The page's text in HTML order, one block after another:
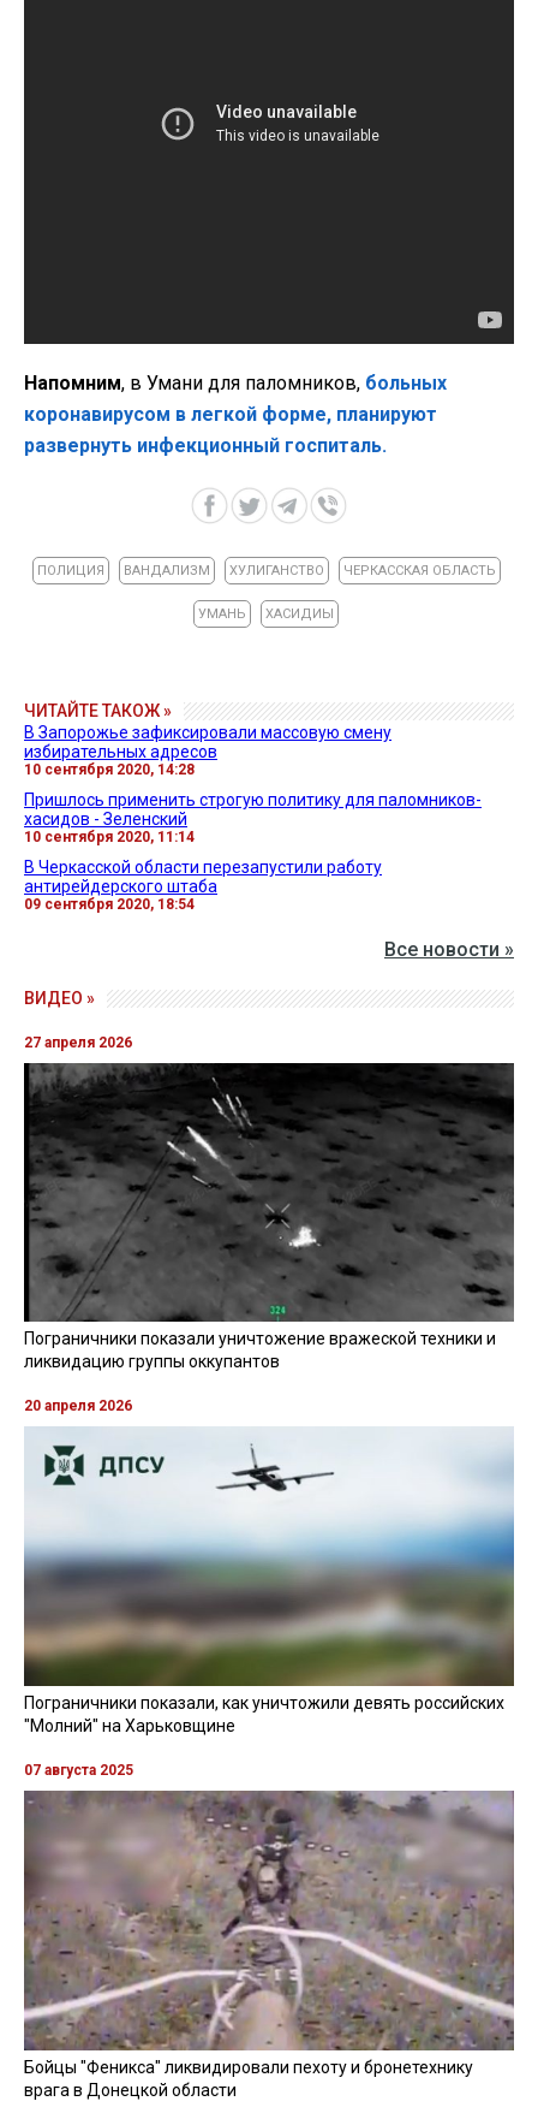
Напомним, в Умани для паломников, больных
коронавирусом в легкой форме, планируют
развернуть инфекционный госпиталь.
ПОЛИЦИЯ ВАНДАЛИЗМ ХУЛИГАНСТВО ЧЕРКАССКАЯ ОБЛАСТЬ
УМАНЬ ХАСИДИЫ
ЧИТАЙТЕ ТАКОЖ »
В Запорожье зафиксировали массовую смену
избирательных адресов
10 сентября 2020, 14:28
Пришлось применить строгую политику для паломников-
хасидов - Зеленский
10 сентября 2020, 11:14
В Черкасской области перезапустили работу
антирейдерского штаба
09 сентября 2020, 18:54
Все новости »
ВИДЕО »
27 апреля 2026
Пограничники показали уничтожение вражеской техники и
ликвидацию группы оккупантов
20 апреля 2026
Пограничники показали, как уничтожили девять российских
"Молний" на Харьковщине
07 августа 2025
Бойцы "Феникса" ликвидировали пехоту и бронетехнику
врага в Донецкой области